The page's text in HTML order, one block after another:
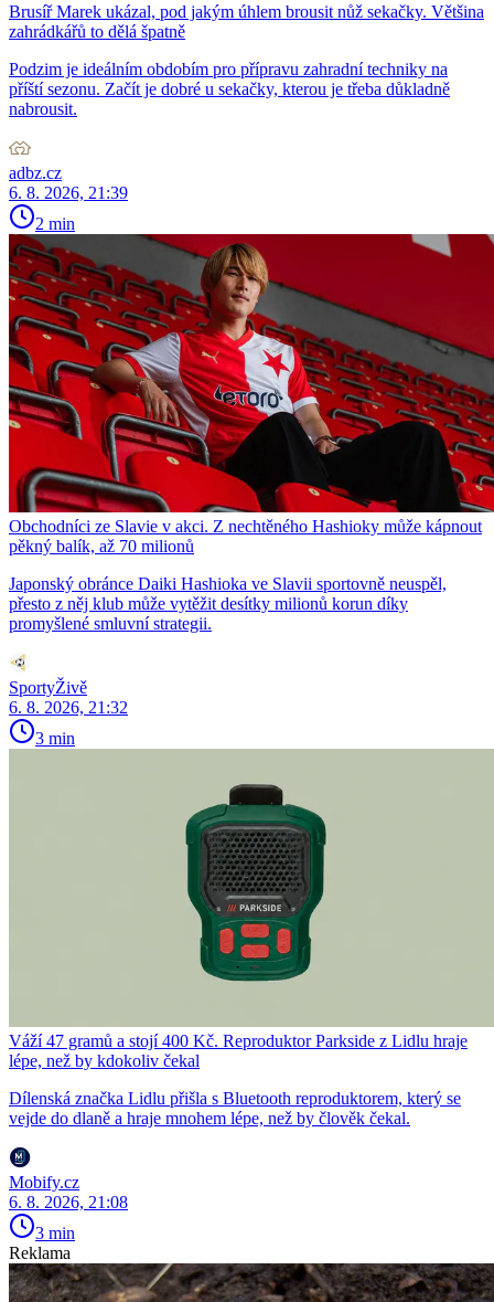
Brusíř Marek ukázal, pod jakým úhlem brousit nůž sekačky. Většina
zahrádkářů to dělá špatně
Podzim je ideálním obdobím pro přípravu zahradní techniky na
příští sezonu. Začít je dobré u sekačky, kterou je třeba důkladně
nabrousit.
adbz.cz
6. 8. 2026, 21:39
2 min
Obchodníci ze Slavie v akci. Z nechtěného Hashioky může kápnout
pěkný balík, až 70 milionů
Japonský obránce Daiki Hashioka ve Slavii sportovně neuspěl,
přesto z něj klub může vytěžit desítky milionů korun díky
promyšlené smluvní strategii.
SportyŽivě
6. 8. 2026, 21:32
3 min
Váží 47 gramů a stojí 400 Kč. Reproduktor Parkside z Lidlu hraje
lépe, než by kdokoliv čekal
Dílenská značka Lidlu přišla s Bluetooth reproduktorem, který se
vejde do dlaně a hraje mnohem lépe, než by člověk čekal.
Mobify.cz
6. 8. 2026, 21:08
3 min
Reklama